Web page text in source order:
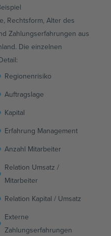
Rechtsform, Alter des
Zahlungserfahrungen aus
Die einzelnen
Regionenrisiko
Auftragslage
Kapital
Erfahrung Management
Anzahl Mitarbeiter
Relation Umsatz /
Mitarbeiter
Relation Kapital / Umsatz
Externe
Zahlungserfahrungen